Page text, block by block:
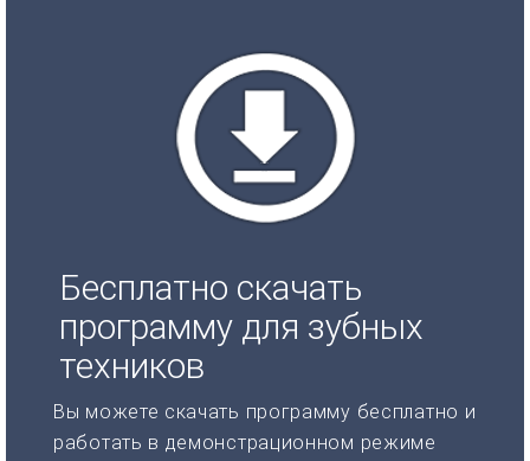
Бесплатно скачать
программу для зубных
техников
Вы можете скачать программу бесплатно и
работать в демонстрационном режиме